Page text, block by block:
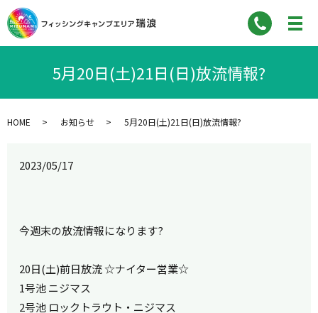
5月20日(土)21日(日)放流情報?
HOME お知らせ 5月20日(土)21日(日)放流情報?
2023/05/17
今週末の放流情報になります?
20日(土)前日放流 ☆ナイター営業☆
1号池 ニジマス
2号池 ロックトラウト・ニジマス